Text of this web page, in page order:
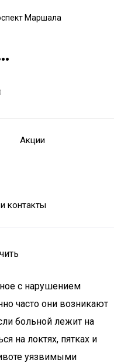
Маршала
Акции
контакты
с нарушением
часто они возникают
больной лежит на
на локтях, пятках и
уязвимыми